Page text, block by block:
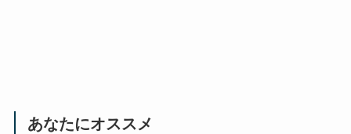
あなたにオススメ